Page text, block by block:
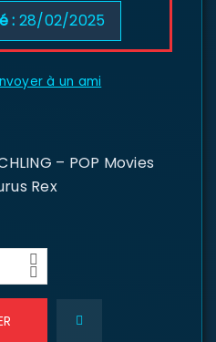
: 28/02/2025
à un ami
– POP Movies
Rex